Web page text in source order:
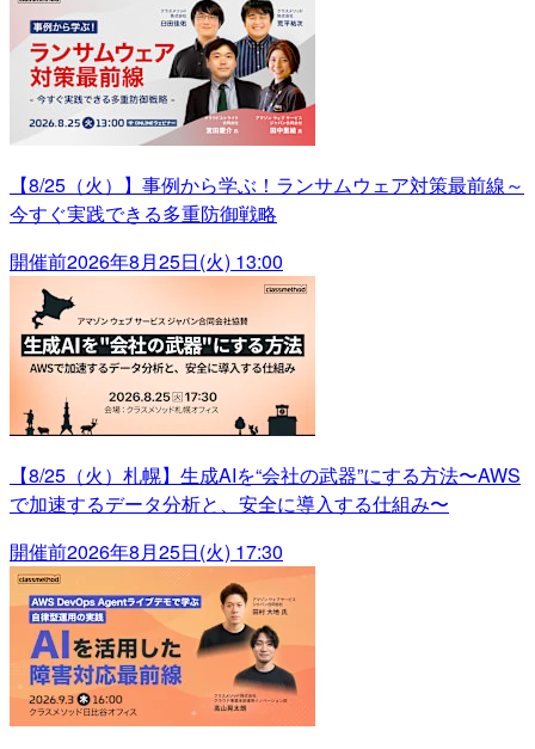
【8/25（火）】事例から学ぶ！ランサムウェア対策最前線～
今すぐ実践できる多重防御戦略
開催前2026年8月25日(火) 13:00
【8/25（火）札幌】生成AIを“会社の武器”にする方法〜AWS
で加速するデータ分析と、安全に導入する仕組み〜
開催前2026年8月25日(火) 17:30